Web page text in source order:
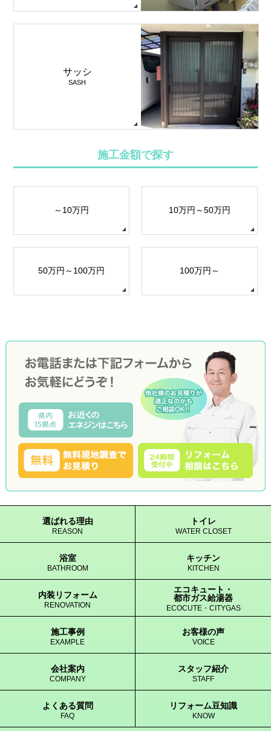
サッシ
SASH
施工金額で探す
～10万円 10万円～50万円
50万円～100万円 100万円～
選ばれる理由
REASON
トイレ
WATER CLOSET
浴室
BATHROOM
キッチン
KITCHEN
内装リフォーム
RENOVATION
エコキュート・
都市ガス給湯器
ECOCUTE・CITYGAS
施工事例
EXAMPLE
お客様の声
VOICE
会社案内
COMPANY
スタッフ紹介
STAFF
よくある質問
FAQ
リフォーム豆知識
KNOW